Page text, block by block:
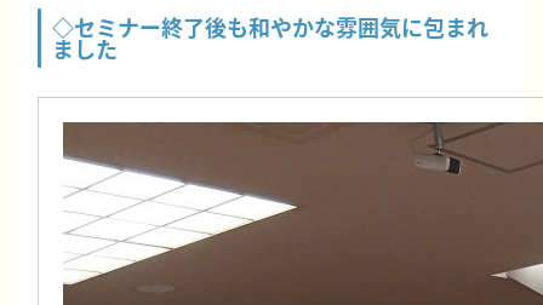
◇セミナー終了後も和やかな雰囲気に包まれ
ました